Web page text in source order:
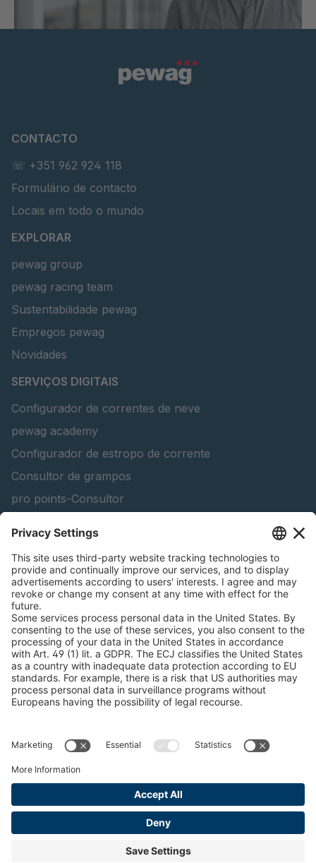
CONTACTO
☏ +351 962 924 118
Formulário de contacto
Locais em todo o mundo
EXPLORAR
pewag group
pewag racing team
Sustentabilidade pewag
Empregos pewag
Novidades
SERVIÇOS DIGITAIS
Configurador de correntes de neve
pewag academy
Configurador de estropo de corrente
Consultor de grampos
pro points-Consultor
Lifting Beam Configurator
Encontra produtos florestais
Catálogos
INFORMAÇÃO LEGAL
Certificados
Contrato de conta de conteúdo
Termos e condições
Declaração de privacidade de dados